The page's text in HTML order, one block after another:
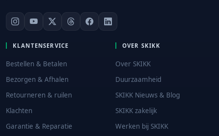
KLANTENSERVICE
Bestellen & Betalen
Bezorgen & Afhalen
Retourneren & ruilen
Klachten
Garantie & Reparatie
OVER SKIKK
Over SKIKK
Duurzaamheid
SKIKK Nieuws & Blog
SKIKK zakelijk
Werken bij SKIKK